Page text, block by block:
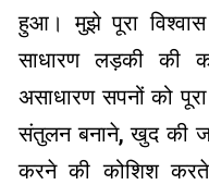
हुआ। मुझे पूरा
साधारण लड़की की
असाधारण सपनों को
संतुलन बनाने, खुद की
करने की कोशिश करते